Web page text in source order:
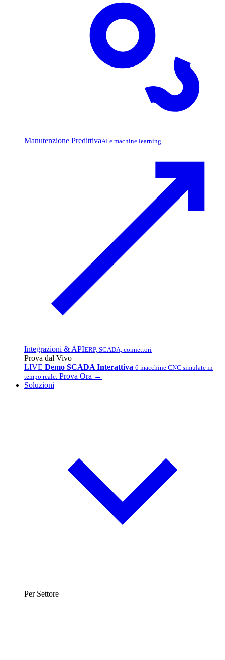
Manutenzione PredittivaAI e machine learning
Integrazioni & APIERP, SCADA, connettori
Prova dal Vivo
LIVE Demo SCADA Interattiva 6 macchine CNC simulate in
tempo reale. Prova Ora →
Soluzioni
Per Settore